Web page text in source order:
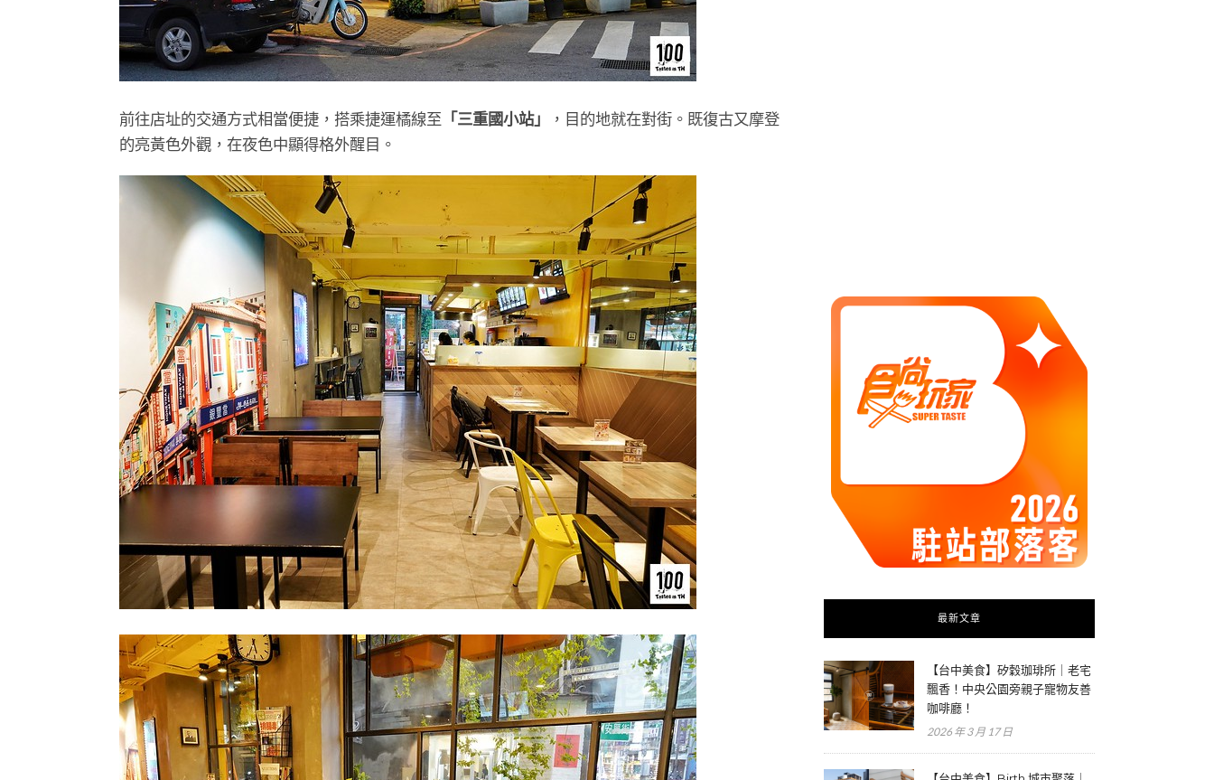
前往店址的交通方式相當便捷，搭乘捷運橘線至 「三重國小站」
，目的地就在對街。既復古又摩登
的亮黃色外觀，在夜色中顯得格外醒目。
最新文章
【台中美食】矽穀珈琲所｜老宅
飄香！中央公園旁親子寵物友善
咖啡廳！
2026 年 3 月 17 日